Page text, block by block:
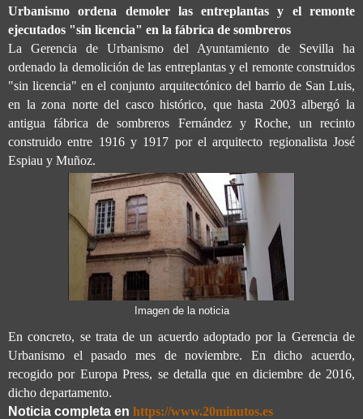
Urbanismo ordena demoler las entreplantas y el remonte
ejecutados "sin licencia" en la fábrica de sombreros
La Gerencia de Urbanismo del Ayuntamiento de Sevilla ha
ordenado la demolición de las entreplantas y el remonte construidos
"sin licencia" en el conjunto arquitectónico del barrio de San Luis,
en la zona norte del casco histórico, que hasta 2003 albergó la
antigua fábrica de sombreros Fernández y Roche, un recinto
construido entre 1916 y 1917 por el arquitecto regionalista José
Espiau y Muñoz.
Imagen de la noticia
En concreto, se trata de un acuerdo adoptado por la Gerencia de
Urbanismo el pasado mes de noviembre. En dicho acuerdo,
recogido por Europa Press, se detalla que en diciembre de 2016,
dicho departamento.
Noticia completa en https://www.20minutos.es